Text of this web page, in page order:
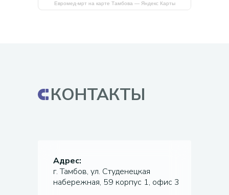
Евромед-мрт на карте Тамбова — Яндекс Карты
КОНТАКТЫ
Адрес:
г. Тамбов, ул. Студенецкая
набережная, 59 корпус 1, офис 3